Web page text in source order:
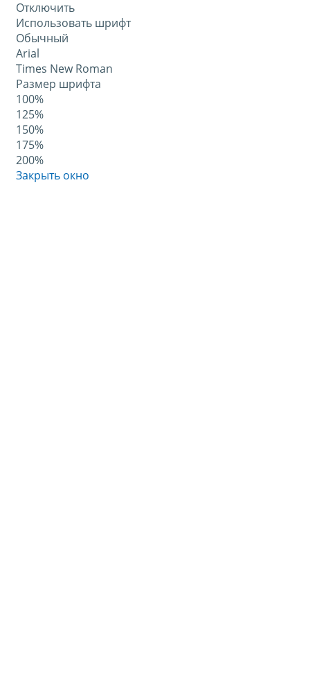
Отключить
Использовать шрифт
Обычный
Arial
Times New Roman
Размер шрифта
100%
125%
150%
175%
200%
Закрыть окно